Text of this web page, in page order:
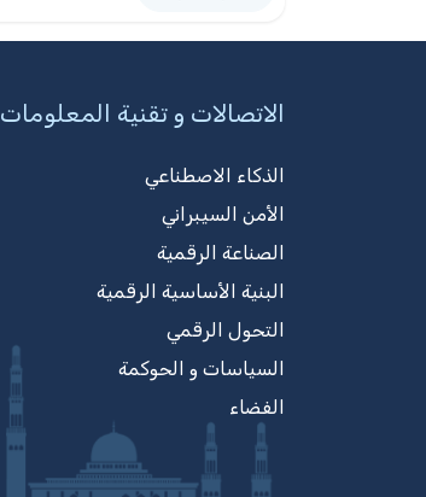
الاتصالات و تقنية المعلومات
الذكاء الاصطناعي
الأمن السيبراني
الصناعة الرقمية
البنية الأساسية الرقمية
التحول الرقمي
السياسات و الحوكمة
الفضاء